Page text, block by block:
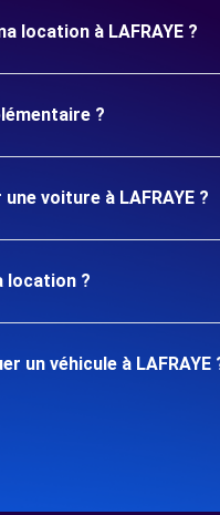
location à LAFRAYE ?
?
voiture à LAFRAYE ?
location ?
un véhicule à LAFRAYE